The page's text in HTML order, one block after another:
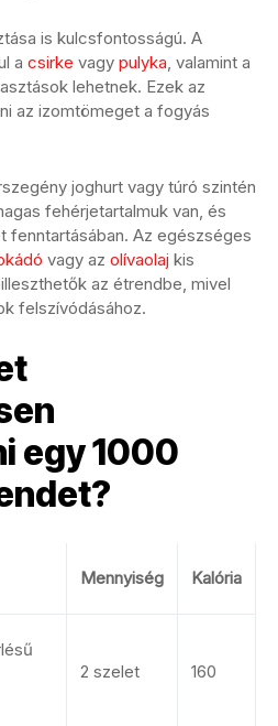
is kulcsfontosságú. A
a csirke vagy pulyka , valamint a
lehetnek. Ezek az
az izomtömeget a fogyás
joghurt vagy túró szintén
fehérjetartalmuk van, és
fenntartásában. Az egészséges
vagy az olívaolaj kis
az étrendbe, mivel
felszívódásához.
egy 1000
Mennyiség Kalória
2 szelet 160